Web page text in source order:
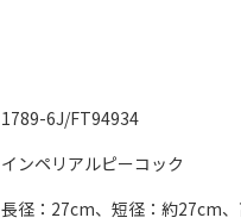
1789-6J/FT94934
インペリアルピーコック
長径：27cm、短径：約27cm